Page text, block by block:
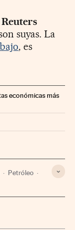
Reuters
suyas. La
, es
económicas más
Petróleo